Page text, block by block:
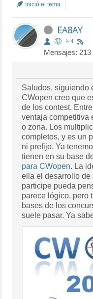
Inició el tema
EA8AY
Mensajes: 213
Saludos, siguiendo
CWopen creo que
de los contest.
ventaja competitiva
o zona. Los
completos, y es un
ni prefijo. Ya
tienen en su base
para CWopen. La
ella el desarrollo de
participe pueda
parece lógico, pero
bases de los
suele pasar. Ya